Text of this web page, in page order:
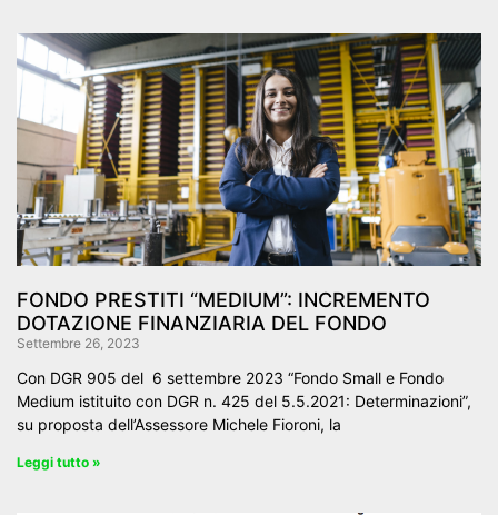
FONDO PRESTITI “MEDIUM”: INCREMENTO
DOTAZIONE FINANZIARIA DEL FONDO
Settembre 26, 2023
Con DGR 905 del 6 settembre 2023 “Fondo Small e Fondo
Medium istituito con DGR n. 425 del 5.5.2021: Determinazioni”,
su proposta dell’Assessore Michele Fioroni, la
Leggi tutto »